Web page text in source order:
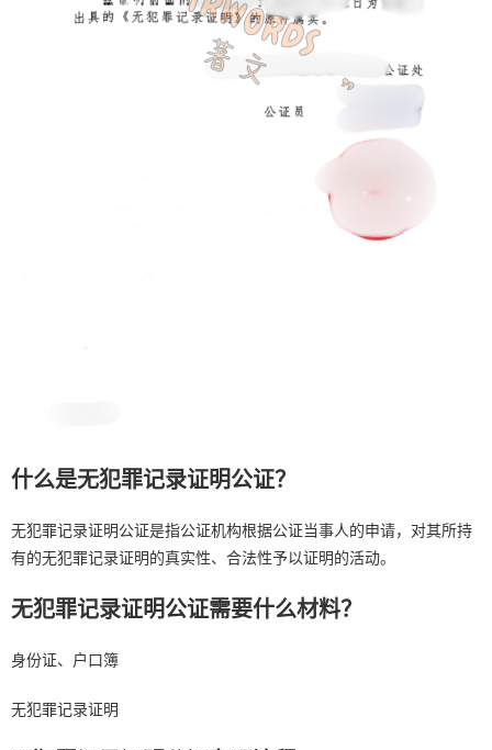
什么是无犯罪记录证明公证？
无犯罪记录证明公证是指公证机构根据公证当事人的申请，对其所持
有的无犯罪记录证明的真实性、合法性予以证明的活动。
无犯罪记录证明公证需要什么材料？
身份证、户口簿
无犯罪记录证明